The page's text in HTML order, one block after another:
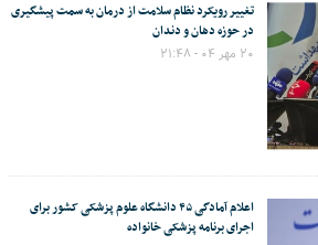
تغییر رویکرد نظام سلامت از درمان به سمت پیشگیری
در حوزه دهان و دندان
۲۰ مهر ۰۴ - ۲۱:۴۸
اعلام آمادگی ۴۵ دانشگاه علوم پزشکی کشور برای
اجرای برنامه پزشکی خانواده